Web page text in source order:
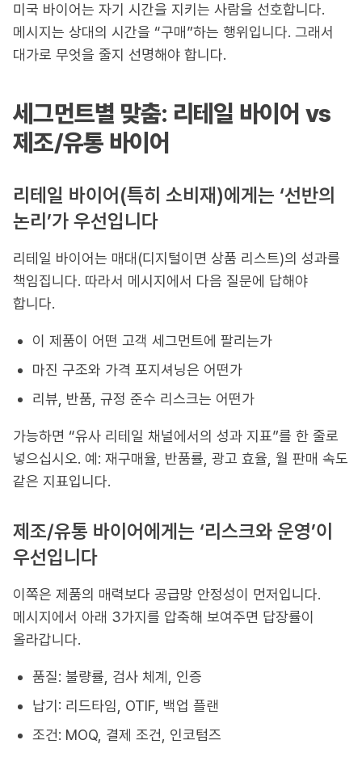
미국 바이어는 자기 시간을 지키는 사람을 선호합니다.
메시지는 상대의 시간을 “구매”하는 행위입니다. 그래서
대가로 무엇을 줄지 선명해야 합니다.
세그먼트별 맞춤: 리테일 바이어 vs
제조/유통 바이어
리테일 바이어(특히 소비재)에게는 ‘선반의
논리’가 우선입니다
리테일 바이어는 매대(디지털이면 상품 리스트)의 성과를
책임집니다. 따라서 메시지에서 다음 질문에 답해야
합니다.
이 제품이 어떤 고객 세그먼트에 팔리는가
마진 구조와 가격 포지셔닝은 어떤가
리뷰, 반품, 규정 준수 리스크는 어떤가
가능하면 “유사 리테일 채널에서의 성과 지표”를 한 줄로
넣으십시오. 예: 재구매율, 반품률, 광고 효율, 월 판매 속도
같은 지표입니다.
제조/유통 바이어에게는 ‘리스크와 운영’이
우선입니다
이쪽은 제품의 매력보다 공급망 안정성이 먼저입니다.
메시지에서 아래 3가지를 압축해 보여주면 답장률이
올라갑니다.
품질: 불량률, 검사 체계, 인증
납기: 리드타임, OTIF, 백업 플랜
조건: MOQ, 결제 조건, 인코텀즈